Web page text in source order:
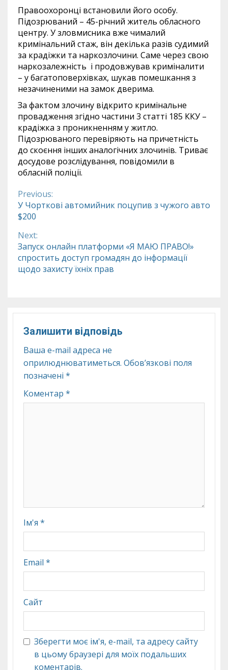
Правоохоронці встановили його особу.
Підозрюваний – 45-річний житель обласного
центру. У зловмисника вже чималий
кримінальний стаж, він декілька разів судимий
за крадіжки та наркозлочини. Саме через свою
наркозалежність і продовжував криміналити
– у багатоповерхівках, шукав помешкання з
незачиненими на замок дверима.
За фактом злочину відкрито кримінальне
провадження згідно частини 3 статті 185 ККУ –
крадіжка з проникненням у житло.
Підозрюваного перевіряють на причетність
до скоєння інших аналогічних злочинів. Триває
досудове розслідування, повідомили в
обласній поліції.
Continue
Reading
Previous:
У Чорткові автомийник поцупив з чужого авто
$200
Next:
Запуск онлайн платформи «Я МАЮ ПРАВО!»
спростить доступ громадян до інформації
щодо захисту їхніх прав
Залишити відповідь
Ваша e-mail адреса не
оприлюднюватиметься. Обов’язкові поля
позначені *
Коментар *
Ім'я *
Email *
Сайт
Зберегти моє ім'я, e-mail, та адресу сайту
в цьому браузері для моїх подальших
коментарів.